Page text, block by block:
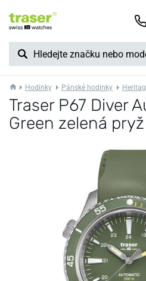
Hodinky Pánské hodinky
Traser P67 Diver
Green zelená pryž